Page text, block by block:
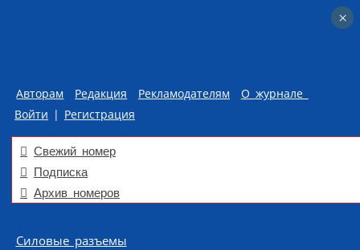
Авторам Редакция Рекламодателям
О журнале
Войти | Регистрация
Свежий номер
Подписка
Архив номеров
Skip to content
Силовые разъемы
×
×